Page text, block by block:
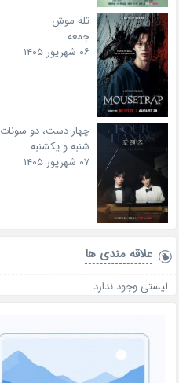
تله موش
جمعه
۰۶ شهریور ۱۴۰۵
چهار دست، دو سونات
شنبه و یکشنبه
۰۷ شهریور ۱۴۰۵
علاقه‌ مندی ها
لیستی وجود ندارد